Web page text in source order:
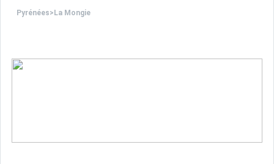
Pyrénées> La Mongie